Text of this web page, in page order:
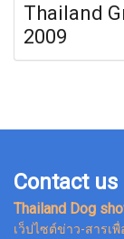
Thailand
2009
Contact us
Thailand Dog
เว็ปไซต์ข่าว-สารเ